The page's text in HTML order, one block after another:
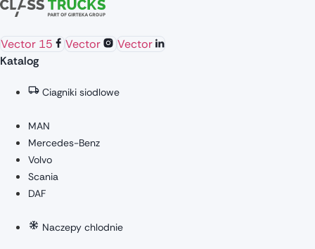
Vector 15 Vector
Vector
Katalog
Ciagniki siodlowe
MAN
Mercedes-Benz
Volvo
Scania
DAF
Naczepy chlodnie